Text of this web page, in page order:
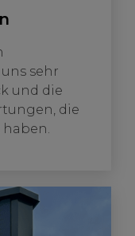
sehr
und die
die